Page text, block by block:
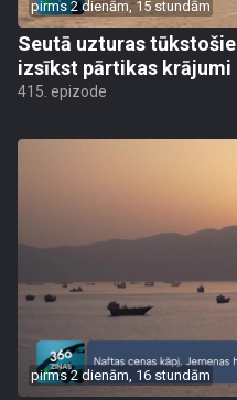
pirms 2 dienām, 15 stundām
Seutā uzturas
izsīkst pārtikas krājumi
415. epizode
pirms 2 dienām, 16 stundām